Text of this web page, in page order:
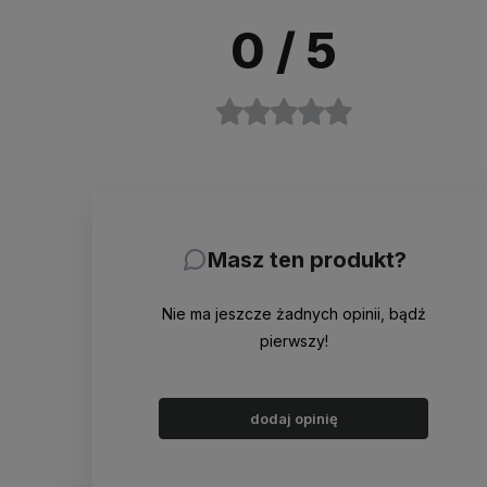
0 / 5
Masz ten produkt?
Nie ma jeszcze żadnych opinii, bądź
pierwszy!
dodaj opinię